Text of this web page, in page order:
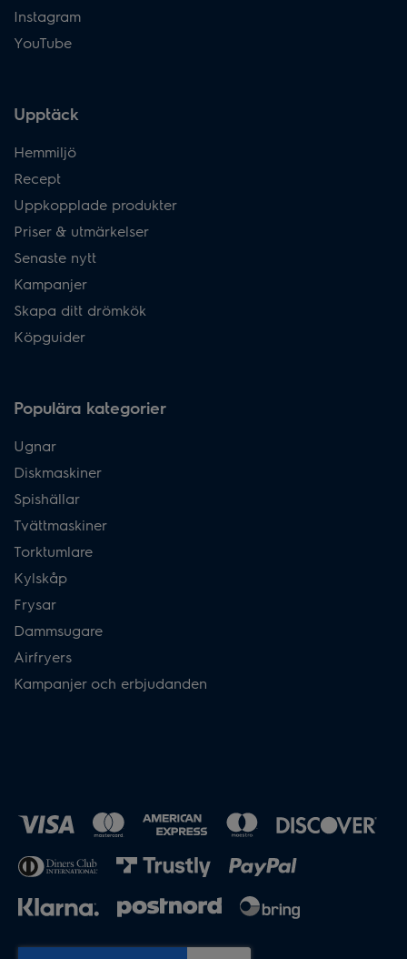
Instagram
YouTube
Upptäck
Hemmiljö
Recept
Uppkopplade produkter
Priser & utmärkelser
Senaste nytt
Kampanjer
Skapa ditt drömkök
Köpguider
Populära kategorier
Ugnar
Diskmaskiner
Spishällar
Tvättmaskiner
Torktumlare
Kylskåp
Frysar
Dammsugare
Airfryers
Kampanjer och erbjudanden